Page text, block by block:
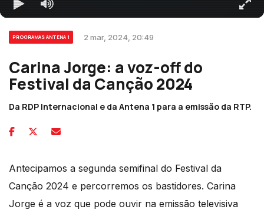
PROGRAMAS ANTENA 1 2 mar, 2024, 20:49
Carina Jorge: a voz-off do
Festival da Canção 2024
Da RDP Internacional e da Antena 1 para a emissão da RTP.
Antecipamos a segunda semifinal do Festival da
Canção 2024 e percorremos os bastidores. Carina
Jorge é a voz que pode ouvir na emissão televisiva